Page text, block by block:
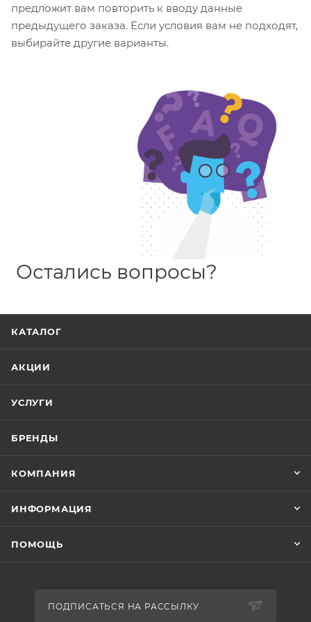
предложит вам повторить к вводу данные
предыдущего заказа. Если условия вам не подходят,
выбирайте другие варианты.
Остались вопросы?
КАТАЛОГ
АКЦИИ
УСЛУГИ
БРЕНДЫ
КОМПАНИЯ
ИНФОРМАЦИЯ
ПОМОЩЬ
ПОДПИСАТЬСЯ НА РАССЫЛКУ